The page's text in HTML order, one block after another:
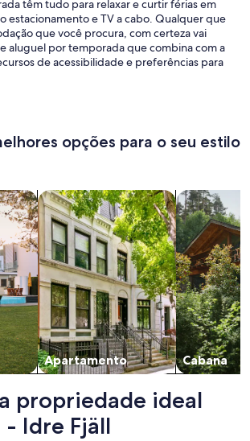
têm tudo para relaxar e curtir férias em
estacionamento e TV a cabo. Qualquer que
que você procura, com certeza vai
aluguel por temporada que combina com a
de acessibilidade e preferências para
opções para o seu estilo
Apartamento
Busque apartamentos
Cabana
buscar
propriedade ideal
- Idre Fjäll